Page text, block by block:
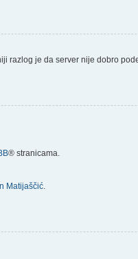
razlog je da server nije dobro
® stranicama.
Matijaščić.